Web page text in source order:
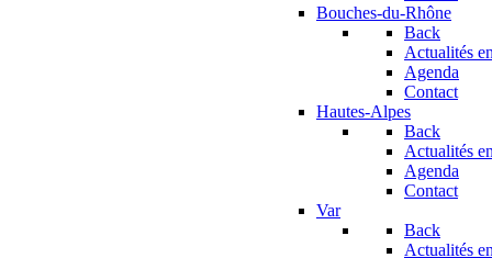
Bouches-du-Rhône
Back
Actualités
Agenda
Contact
Hautes-Alpes
Back
Actualités
Agenda
Contact
Var
Back
Actualités